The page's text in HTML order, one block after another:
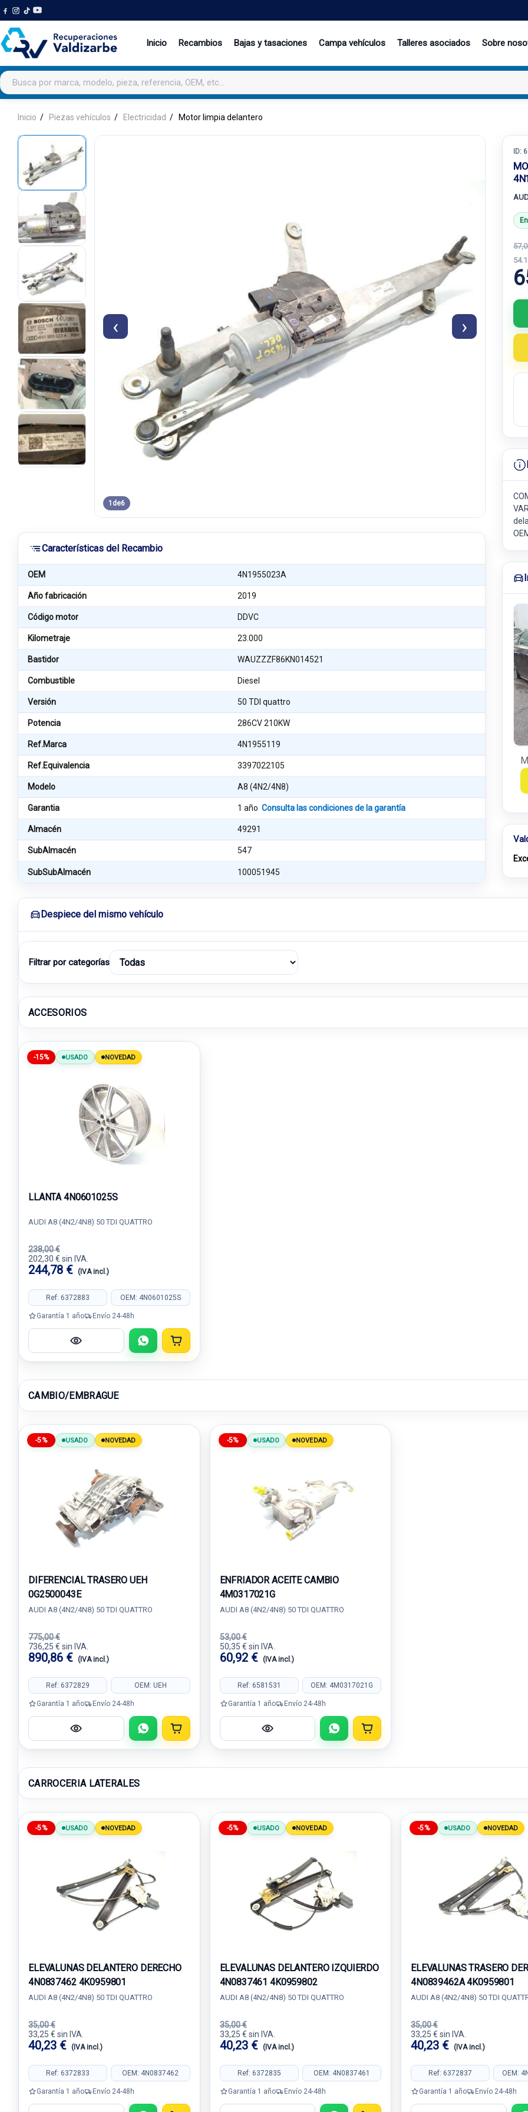
Inicio Recambios Bajas y tasaciones Campa vehículos Talleres asociados Sobre
Buscar productos
Inicio Piezas vehículos Electricidad Motor limpia delantero
‹ ›
1 de6
Características del Recambio
OEM 4N1955023A
Año fabricación 2019
Código motor DDVC
Kilometraje 23.000
Bastidor WAUZZZF86KN014521
Combustible Diesel
Versión 50 TDI quattro
Potencia 286CV 210KW
Ref.Marca 4N1955119
Ref.Equivalencia 3397022105
Modelo A8 (4N2/4N8)
Garantia 1 añoConsulta las condiciones de la garantía
Almacén 49291
SubAlmacén 547
SubSubAlmacén 100051945
ID:
Despiece del mismo vehículo
Filtrar por categorías
ACCESORIOS
-15% USADO NOVEDAD
LLANTA 4N0601025S
AUDI A8 (4N2/4N8) 50 TDI QUATTRO
238,00 €
202,30 € sin IVA.
244,78 € (IVA incl.)
Ref: 6372883 OEM: 4N0601025S
Garantía 1 año Envío 24-48h
CAMBIO/EMBRAGUE
-5% USADO NOVEDAD
DIFERENCIAL TRASERO UEH
0G2500043E
AUDI A8 (4N2/4N8) 50 TDI QUATTRO
775,00 €
736,25 € sin IVA.
890,86 € (IVA incl.)
Ref: 6372829 OEM: UEH
Garantía 1 año Envío 24-48h
-5% USADO NOVEDAD
ENFRIADOR ACEITE CAMBIO
4M0317021G
AUDI A8 (4N2/4N8) 50 TDI QUATTRO
53,00 €
50,35 € sin IVA.
60,92 € (IVA incl.)
Ref: 6581531 OEM: 4M0317021G
Garantía 1 año Envío 24-48h
CARROCERIA LATERALES
-5% USADO NOVEDAD
ELEVALUNAS DELANTERO DERECHO
4N0837462 4K0959801
AUDI A8 (4N2/4N8) 50 TDI QUATTRO
35,00 €
33,25 € sin IVA.
40,23 € (IVA incl.)
Ref: 6372833 OEM: 4N0837462
Garantía 1 año Envío 24-48h
-5% USADO NOVEDAD
ELEVALUNAS DELANTERO IZQUIERDO
4N0837461 4K0959802
AUDI A8 (4N2/4N8) 50 TDI QUATTRO
35,00 €
33,25 € sin IVA.
40,23 € (IVA incl.)
Ref: 6372835 OEM: 4N0837461
Garantía 1 año Envío 24-48h
-5% USADO NOVEDAD
ELEVALUNAS TRASERO
4N0839462A 4K0959801
AUDI A8 (4N2/4N8) 50 TDI
35,00 €
33,25 € sin IVA.
40,23 € (IVA incl.)
Ref: 6372837 OEM:
Garantía 1 año Envío 24-48h